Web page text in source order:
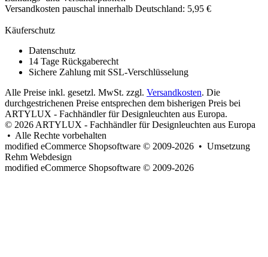
Versandkosten pauschal innerhalb Deutschland: 5,95 €
Käuferschutz
Datenschutz
14 Tage Rückgaberecht
Sichere Zahlung mit SSL-Verschlüsselung
Alle Preise inkl. gesetzl. MwSt. zzgl. Versandkosten. Die
durchgestrichenen Preise entsprechen dem bisherigen Preis bei
ARTYLUX - Fachhändler für Designleuchten aus Europa.
© 2026 ARTYLUX - Fachhändler für Designleuchten aus Europa
• Alle Rechte vorbehalten
modified eCommerce Shopsoftware © 2009-2026 • Umsetzung
Rehm Webdesign
modified eCommerce Shopsoftware © 2009-2026